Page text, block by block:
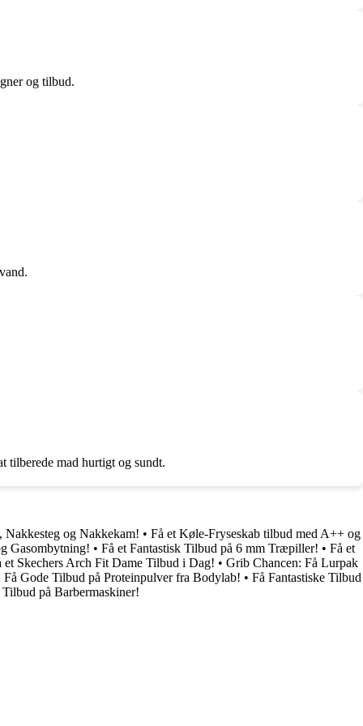
og tilbud.
tilberede mad hurtigt og sundt.
og Nakkekam! • Få et Køle-Fryseskab tilbud med A++ og
Gasombytning! • Få et Fantastisk Tilbud på 6 mm Træpiller! • Få et
et Skechers Arch Fit Dame Tilbud i Dag! • Grib Chancen: Få Lurpak
Få Gode Tilbud på Proteinpulver fra Bodylab! • Få Fantastiske Tilbud
Tilbud på Barbermaskiner!